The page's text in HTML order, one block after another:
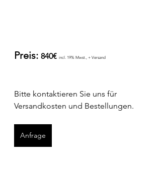
Preis: 840€ incl. 19% Mwst., + Versand
Bitte kontaktieren Sie uns für
Versandkosten und Bestellungen.
Anfrage